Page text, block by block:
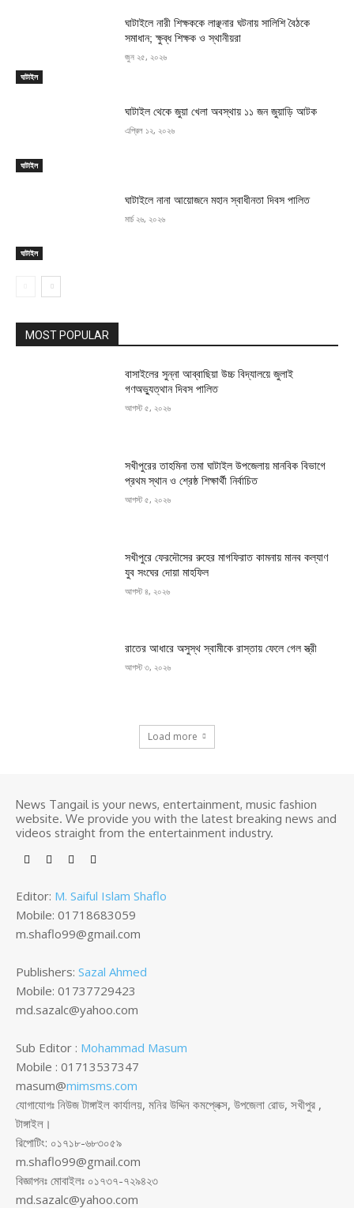
ঘাটাইল
ঘাটাইলে নারী শিক্ষককে লাঞ্ছনার ঘটনায় সালিশি বৈঠকে
সমাধান; ক্ষুব্ধ শিক্ষক ও স্থানীয়রা
জুন ২৫, ২০২৬
ঘাটাইল
ঘাটাইল থেকে জুয়া খেলা অবস্থায় ১১ জন জুয়াড়ি আটক
এপ্রিল ১২, ২০২৬
ঘাটাইল
ঘাটাইলে নানা আয়োজনে মহান স্বাধীনতা দিবস পালিত
মার্চ ২৬, ২০২৬
MOST POPULAR
বাসাইলের সুন্না আব্বাছিয়া উচ্চ বিদ্যালয়ে জুলাই
গণঅভ্যুত্থান দিবস পালিত
আগস্ট ৫, ২০২৬
সখীপুরের তাহমিনা তমা ঘাটাইল উপজেলায় মানবিক বিভাগে
প্রথম স্থান ও শ্রেষ্ঠ শিক্ষার্থী নির্বাচিত
আগস্ট ৫, ২০২৬
সখীপুরে ফেরদৌসের রুহের মাগফিরাত কামনায় মানব কল্যাণ
যুব সংঘের দোয়া মাহফিল
আগস্ট ৪, ২০২৬
রাতের আধারে অসুস্থ স্বামীকে রাস্তায় ফেলে গেল স্ত্রী
আগস্ট ৩, ২০২৬
Load more
News Tangail is your news, entertainment, music fashion
website. We provide you with the latest breaking news and
videos straight from the entertainment industry.
Editor: M. Saiful Islam Shaflo
Mobile: 01718683059
m.shaflo99@gmail.com
Publishers: Sazal Ahmed
Mobile: 01737729423
md.sazalc@yahoo.com
Sub Editor : Mohammad Masum
Mobile : 01713537347
masum@mimsms.com
যোগাযোগঃ নিউজ টাঙ্গাইল কার্যালয়, মনির উদ্দিন কমপ্লেক্স, উপজেলা রোড, সখীপুর ,
টাঙ্গাইল।
রিপোটিং: ০১৭১৮-৬৮৩০৫৯
m.shaflo99@gmail.com
বিজ্ঞাপনঃ মোবাইলঃ ০১৭৩৭-৭২৯৪২৩
md.sazalc@yahoo.com